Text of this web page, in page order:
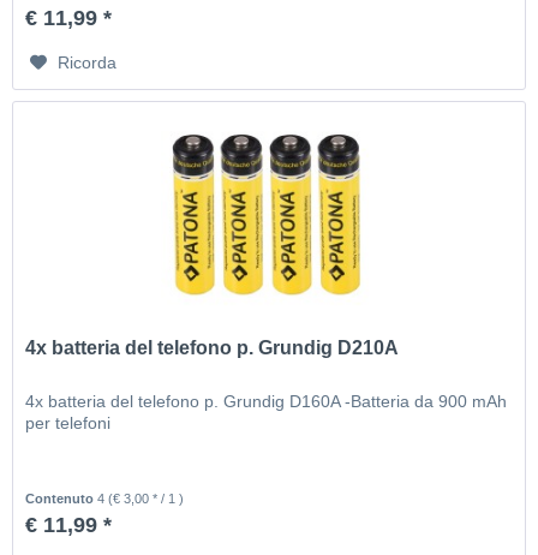
€ 11,99 *
Ricorda
4x batteria del telefono p. Grundig D210A
4x batteria del telefono p. Grundig D160A -Batteria da 900 mAh
per telefoni
Contenuto4(€ 3,00 * / 1 )
€ 11,99 *